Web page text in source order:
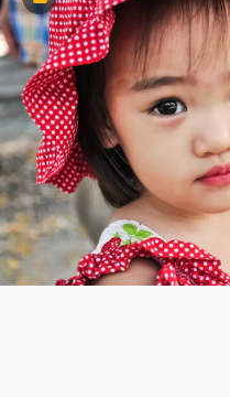
Premium